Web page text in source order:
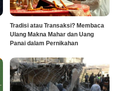
Tradisi atau Transaksi? Membaca
Ulang Makna Mahar dan Uang
Panai dalam Pernikahan